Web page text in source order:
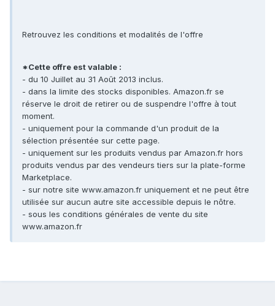
Retrouvez les conditions et modalités de l'offre
*Cette offre est valable :
- du 10 Juillet au 31 Août 2013 inclus.
- dans la limite des stocks disponibles. Amazon.fr se
réserve le droit de retirer ou de suspendre l'offre à tout
moment.
- uniquement pour la commande d'un produit de la
sélection présentée sur cette page.
- uniquement sur les produits vendus par Amazon.fr hors
produits vendus par des vendeurs tiers sur la plate-forme
Marketplace.
- sur notre site www.amazon.fr uniquement et ne peut être
utilisée sur aucun autre site accessible depuis le nôtre.
- sous les conditions générales de vente du site
www.amazon.fr